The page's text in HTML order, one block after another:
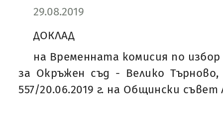
29.08.2019
ДОКЛАД
на Временната комисия по
за Окръжен съд - Велико
557/20.06.2019 г. на Общински